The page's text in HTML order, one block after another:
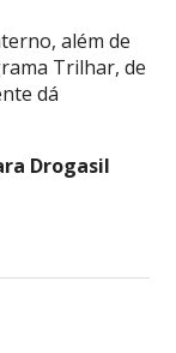
além de
Trilhar, de
dá
Drogasil